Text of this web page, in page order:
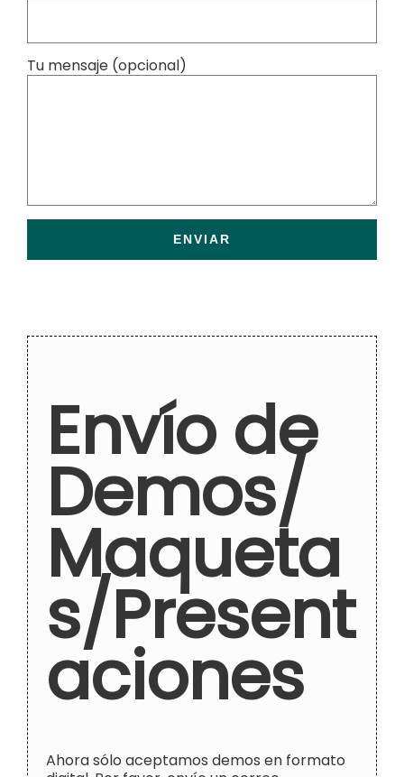
Tu mensaje (opcional)
Envío de
Demos/
Maqueta
s/Present
aciones
Ahora sólo aceptamos demos en formato